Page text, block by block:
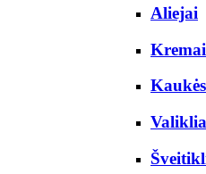
Aliejai
Kremai
Kaukės